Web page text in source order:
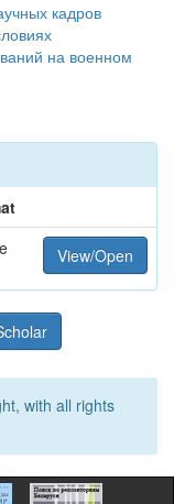
кадров
на военном
View/Open
with all rights